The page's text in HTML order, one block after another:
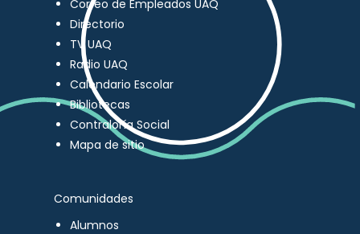
Correo de Empleados UAQ
Directorio
TV UAQ
Radio UAQ
Calendario Escolar
Bibliotecas
Contraloría Social
Mapa de sitio
Comunidades
Alumnos